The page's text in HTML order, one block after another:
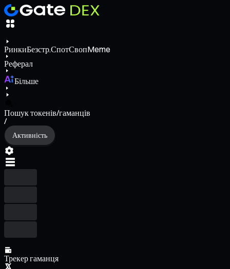
РинкиБезстр.СпотСвопMeme
Реферал
Більше
Пошук токенів/гаманців
/
Активність
Трекер гаманця